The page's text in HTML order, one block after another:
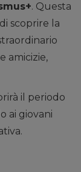
. Questa
scoprire la
amicizie,
il periodo
ai giovani